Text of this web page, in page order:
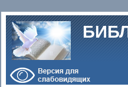
Перейти к основному